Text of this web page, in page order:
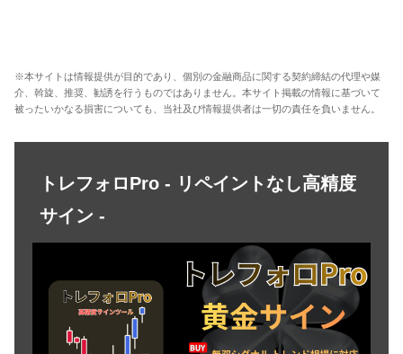
※本サイトは情報提供が目的であり、個別の金融商品に関する契約締結の代理や媒
介、斡旋、推奨、勧誘を行うものではありません。本サイト掲載の情報に基づいて
被ったいかなる損害についても、当社及び情報提供者は一切の責任を負いません。
トレフォロPro - リペイントなし高精度
サイン -